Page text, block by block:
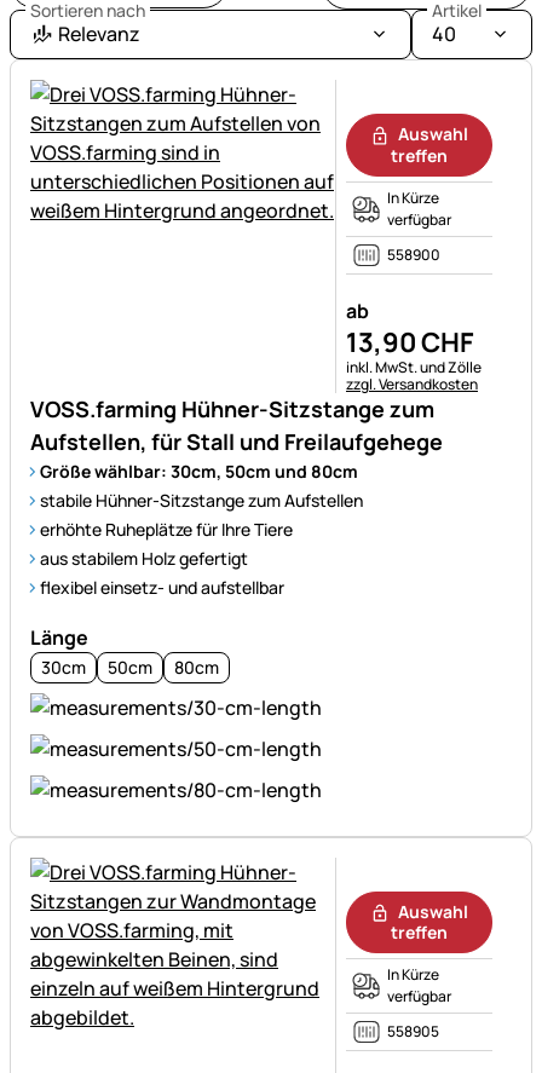
Ihre
Geflügelhaltung
brauchen,
finden
Sie
bei
VOSS.farming.
Sortieren nach
Relevanz
Artikel
40
VOSS.farming Hühner-Sitzstange zum
Aufstellen, für Stall und Freilaufgehege
Größe wählbar: 30cm, 50cm und 80cm
stabile Hühner-Sitzstange zum Aufstellen
erhöhte Ruheplätze für Ihre Tiere
aus stabilem Holz gefertigt
flexibel einsetz- und aufstellbar
Länge
30cm 50cm 80cm
Auswahl
treffen
In Kürze
verfügbar
558900
ab
13,90CHF
Steuerhinweis:
inkl. MwSt. und Zölle
zzgl. Versandkosten
Auswahl
treffen
In Kürze
verfügbar
558905